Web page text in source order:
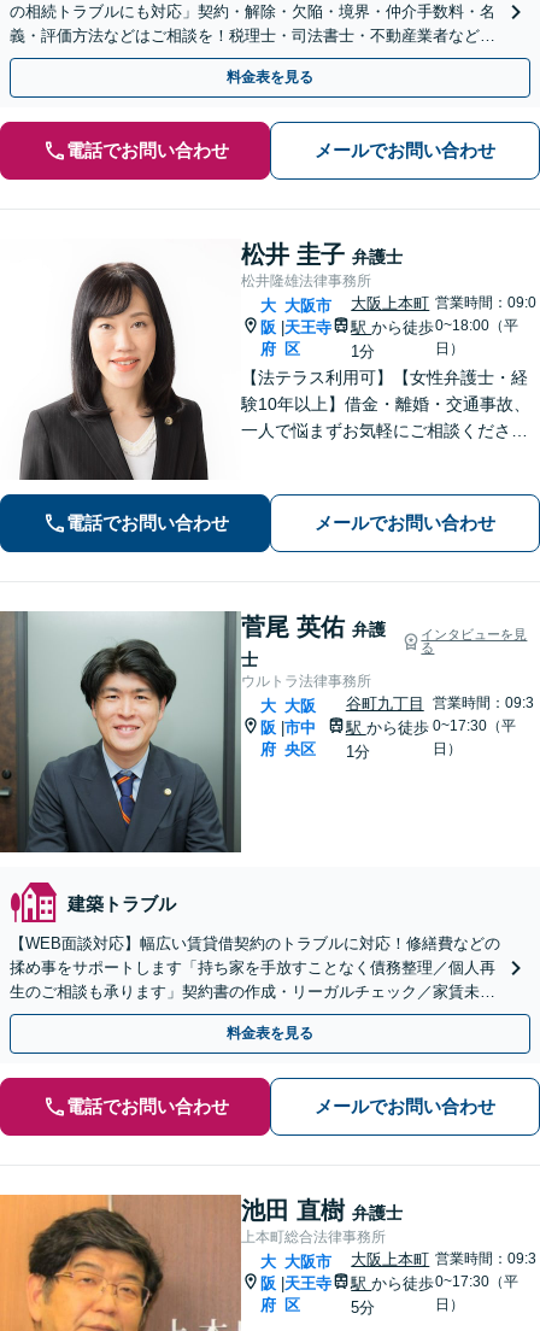
の相続トラブルにも対応」契約・解除・欠陥・境界・仲介手数料・名
義・評価方法などはご相談を！税理士・司法書士・不動産業者などと
連携対応◎【英語・韓国語対応】
料金表を見る
電話でお問い合わせ メールでお問い合わせ
松井 圭子 弁護士
松井隆雄法律事務所
大
阪
府
大阪市
天王寺
区
大阪上本町
駅から徒歩
1分
営業時間：09:0
0~18:00（平
日）
【法テラス利用可】【女性弁護士・経
験10年以上】借金・離婚・交通事故、
一人で悩まずお気軽にご相談ください
迎【谷町九丁目駅・大阪上本町駅から
地下で直結／近鉄沿線からアクセス良
電話でお問い合わせ メールでお問い合わせ
菅尾 英佑 弁護
士
インタビューを見
る
ウルトラ法律事務所
大
阪
府
|
大阪
市中
央区
谷町九丁目
駅 から徒歩
1分
営業時間：09:3
0~17:30（平
日）
建築トラブル
【WEB面談対応】幅広い賃貸借契約のトラブルに対応！修繕費などの
揉め事をサポートします「持ち家を手放すことなく債務整理／個人再
生のご相談も承ります」契約書の作成・リーガルチェック／家賃未払
い対応／立ち退き・明け渡し請求など
料金表を見る
電話でお問い合わせ メールでお問い合わせ
池田 直樹 弁護士
上本町総合法律事務所
大
阪
府
大阪市
天王寺
区
大阪上本町
駅から徒歩
5分
営業時間：09:3
0~17:30（平
日）